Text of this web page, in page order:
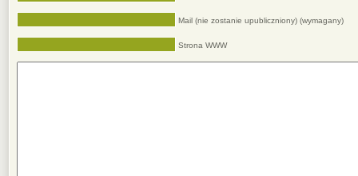
Mail (nie zostanie upubliczniony) (wymagany)
Strona WWW